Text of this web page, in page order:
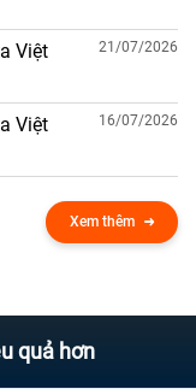
Việt
21/07/2026
Việt
16/07/2026
Xem thêm